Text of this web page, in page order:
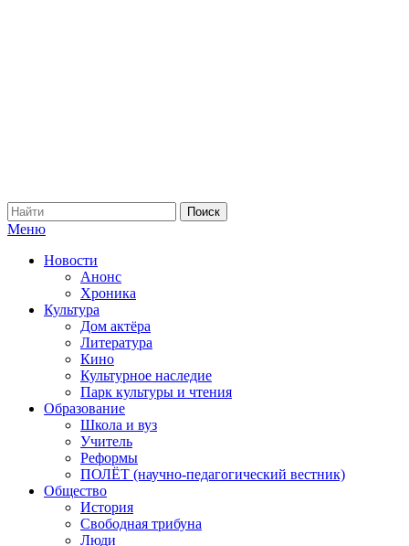
Меню
Новости
Анонс
Хроника
Культура
Дом актёра
Литература
Кино
Культурное наследие
Парк культуры и чтения
Образование
Школа и вуз
Учитель
Реформы
ПОЛЁТ (научно-педагогический вестник)
Общество
История
Свободная трибуна
Люди